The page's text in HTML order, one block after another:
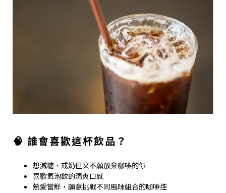
🧠 誰會喜歡這杯飲品？
想減糖、戒奶但又不願放棄咖啡的你
喜歡氣泡飲的清爽口感
熱愛嘗鮮，願意挑戰不同風味組合的咖啡控